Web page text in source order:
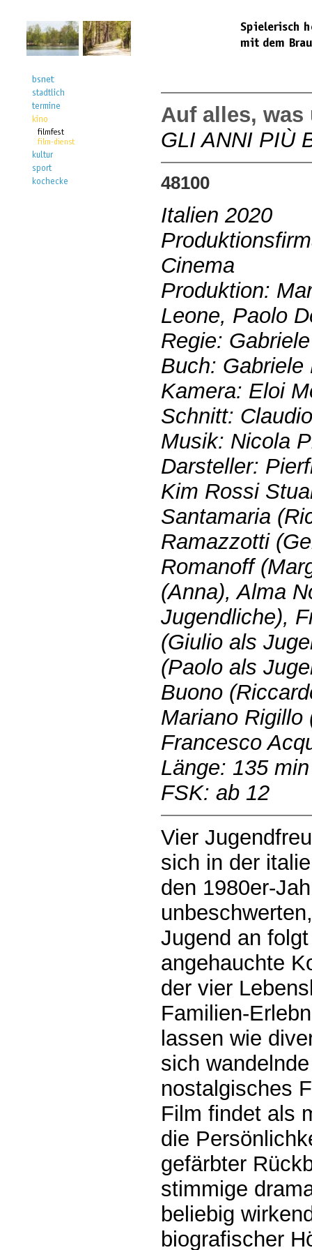
Auf alles,
GLI ANNI PIÙ
48100
Italien 2020
Cinema
Produktion:
Leone, Paolo
Regie:
Buch:
Kamera: Eloi
Schnitt:
Musik: Nicola
Darsteller:
Kim Rossi
Santamaria
Ramazzotti
Romanoff
(Anna), Alma
Jugendliche),
(Giulio als
(Paolo als
Buono
Mariano Rigillo
Francesco
Länge: 135 min
FSK: ab 12
Vier
sich in der
den 1980er-
Jugend an
angehauchte
der vier
Familien-
lassen wie
sich
nostalgisches
Film findet als
die
gefärbter
stimmige
beliebig
biografischer